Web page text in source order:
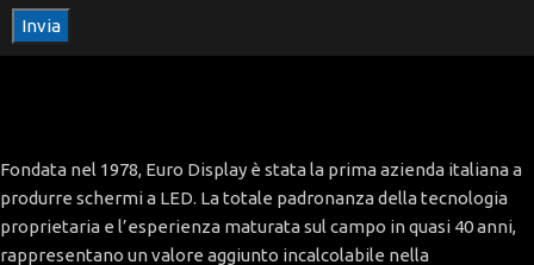
Invia
Fondata nel 1978, Euro Display è stata la prima azienda italiana a
produrre schermi a LED. La totale padronanza della tecnologia
proprietaria e l’esperienza maturata sul campo in quasi 40 anni,
rappresentano un valore aggiunto incalcolabile nella